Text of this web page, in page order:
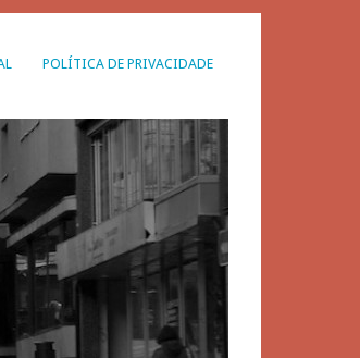
POLÍTICA DE PRIVACIDADE